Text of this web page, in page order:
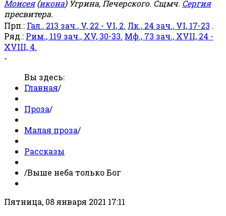
Моисея(икона) Угрина, Печерского. Сщмч. Сергия
пресвитера.
Прп.: Гал., 213 зач., V, 22 - VI, 2. Лк., 24 зач., VI, 17-23 .
Ряд.: Рим., 119 зач., XV, 30-33. Мф., 73 зач., XVII, 24 -
XVIII, 4.
-
Вы здесь:
Главная/
Проза/
Малая проза/
Рассказы
/Выше неба только Бог
Пятница, 08 января 2021 17:11